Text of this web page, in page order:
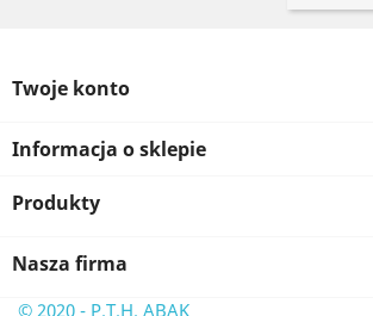
Twoje konto
Informacja o sklepie
Produkty
Nasza firma
© 2020 - P.T.H. ABAK